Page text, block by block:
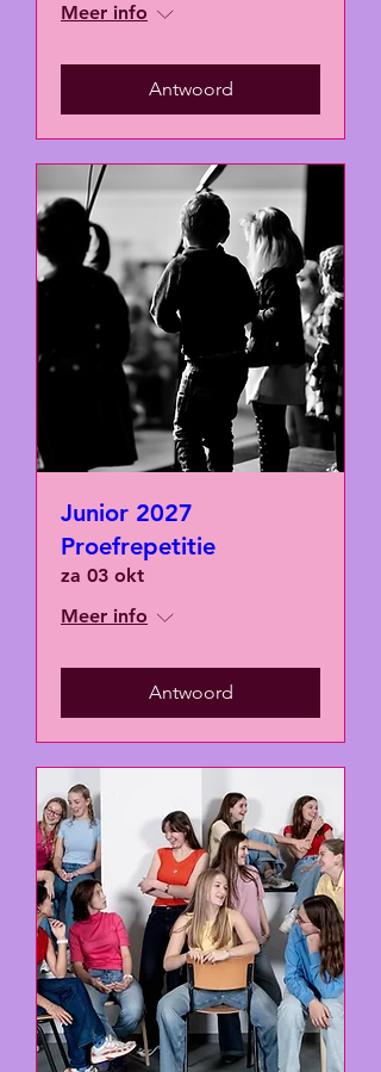
Meer info
Antwoord
Junior 2027
Proefrepetitie
za 03 okt
Meer info
Antwoord